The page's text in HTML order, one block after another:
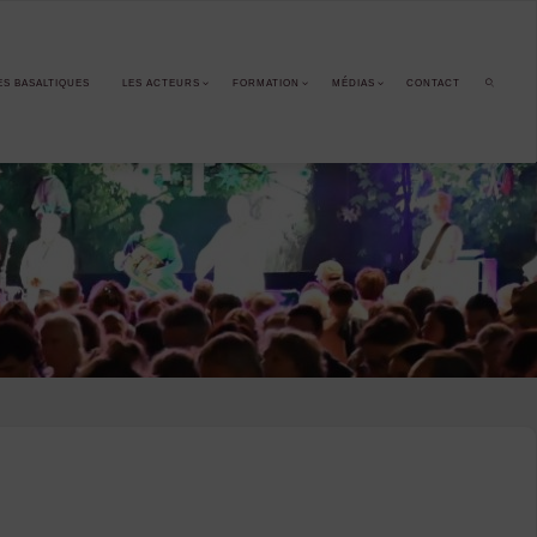
BASALTIQUES LES ACTEURS FORMATION MÉDIAS CONTACT
SEARCH